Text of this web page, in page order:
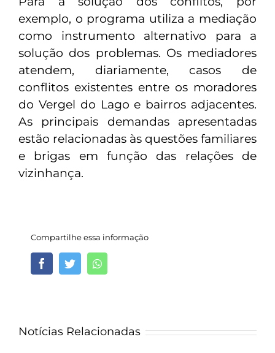
exemplo, o programa utiliza a mediação
como instrumento alternativo para a
solução dos problemas. Os mediadores
atendem, diariamente, casos de
conflitos existentes entre os moradores
do Vergel do Lago e bairros adjacentes.
As principais demandas apresentadas
estão relacionadas às questões familiares
e brigas em função das relações de
vizinhança.
Compartilhe essa informação
FacebookTwitterWhatsapp
Notícias Relacionadas